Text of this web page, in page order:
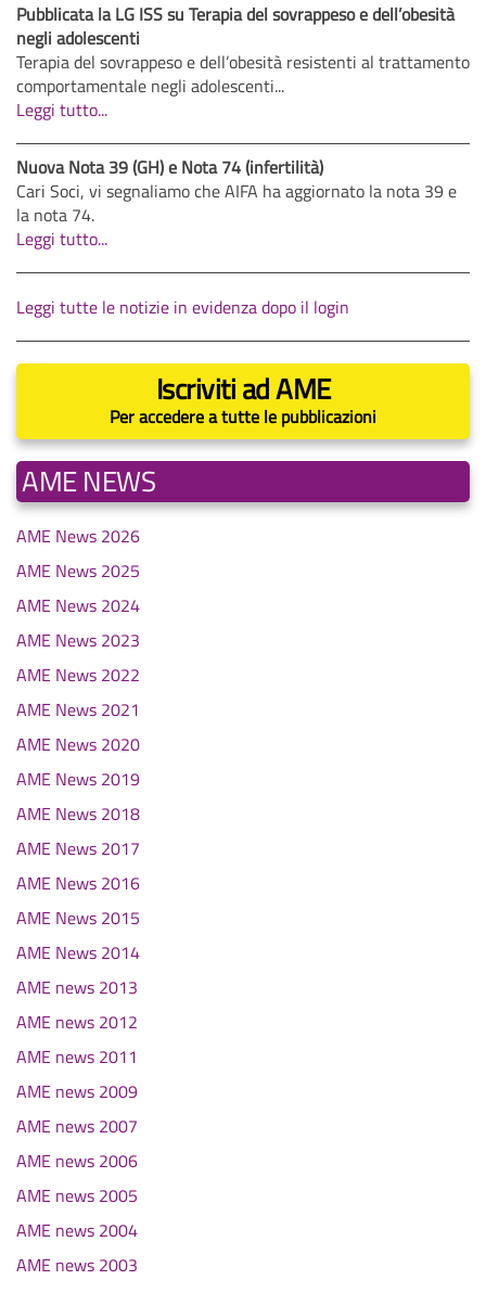
Pubblicata la LG ISS su Terapia del sovrappeso e dell’obesità
negli adolescenti
Terapia del sovrappeso e dell’obesità resistenti al trattamento
comportamentale negli adolescenti...
Leggi tutto...
Nuova Nota 39 (GH) e Nota 74 (infertilità)
Cari Soci, vi segnaliamo che AIFA ha aggiornato la nota 39 e
la nota 74.
Leggi tutto...
Leggi tutte le notizie in evidenza dopo il login
Iscriviti ad AME
Per accedere a tutte le pubblicazioni
AME NEWS
AME News 2026
AME News 2025
AME News 2024
AME News 2023
AME News 2022
AME News 2021
AME News 2020
AME News 2019
AME News 2018
AME News 2017
AME News 2016
AME News 2015
AME News 2014
AME news 2013
AME news 2012
AME news 2011
AME news 2009
AME news 2007
AME news 2006
AME news 2005
AME news 2004
AME news 2003